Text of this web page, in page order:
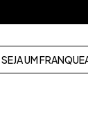
SEJA UM